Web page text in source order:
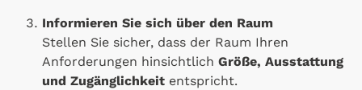
Informieren Sie sich über den Raum
Stellen Sie sicher, dass der Raum Ihren
Anforderungen hinsichtlich Größe, Ausstattung
und Zugänglichkeit entspricht.